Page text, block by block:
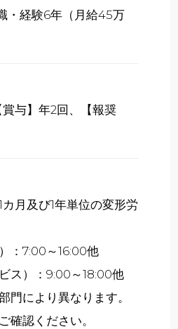
・経験6年（月給45万
賞与】年2回、【報奨
月及び1年単位の変形労
：7:00～16:00他
ス）：9:00～18:00他
門により異なります。
確認ください。